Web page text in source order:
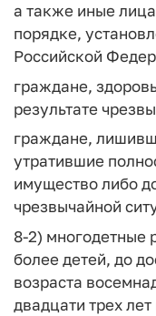
а также иные
порядке,
Российской
граждане,
результате
граждане,
утратившие
имущество либо
чрезвычайной
8-2) многодетные
более детей, до
возраста
двадцати трех